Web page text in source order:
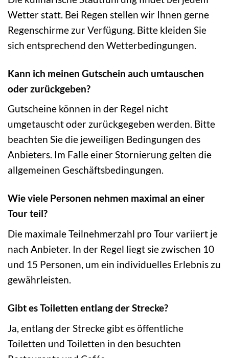
Wetter statt. Bei Regen stellen wir Ihnen gerne
Regenschirme zur Verfügung. Bitte kleiden Sie
sich entsprechend den Wetterbedingungen.
Kann ich meinen Gutschein auch umtauschen
oder zurückgeben?
Gutscheine können in der Regel nicht
umgetauscht oder zurückgegeben werden. Bitte
beachten Sie die jeweiligen Bedingungen des
Anbieters. Im Falle einer Stornierung gelten die
allgemeinen Geschäftsbedingungen.
Wie viele Personen nehmen maximal an einer
Tour teil?
Die maximale Teilnehmerzahl pro Tour variiert je
nach Anbieter. In der Regel liegt sie zwischen 10
und 15 Personen, um ein individuelles Erlebnis zu
gewährleisten.
Gibt es Toiletten entlang der Strecke?
Ja, entlang der Strecke gibt es öffentliche
Toiletten und Toiletten in den besuchten